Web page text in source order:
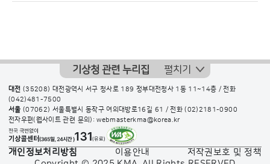
기상청 관련 누리집 펼치기
대전 (35208) 대전광역시 서구 청사로 189 정부대전청사 1동 11~14층 / 전화
(042)481-7500
서울 (07062) 서울특별시 동작구 여의대방로16길 61 / 전화(02)2181-0900
전자우편(웹사이트 관련 문의): webmasterkma@korea.kr
개인정보처리방침 이용안내
저작권보호 및 정책